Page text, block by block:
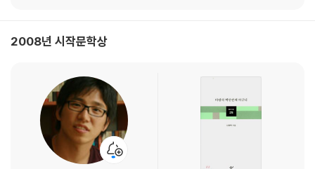
2008년 시작문학상